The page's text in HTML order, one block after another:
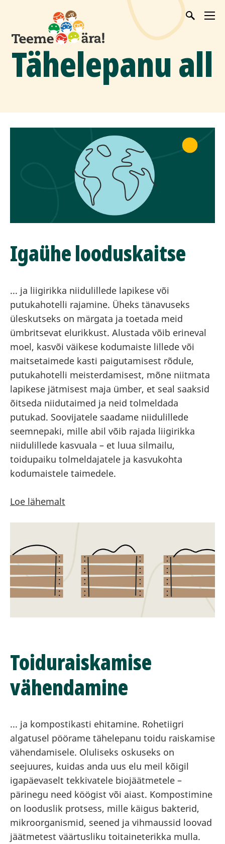
Tähelepanu all
Igaühe looduskaitse
... ja liigirikka niidulillede lapikese või
putukahotelli rajamine. Üheks tänavuseks
üleskutseks on märgata ja toetada meid
ümbritsevat elurikkust. Alustada võib erineval
moel, kasvõi väikese kodumaiste lillede või
maitsetaimede kasti paigutamisest rõdule,
putukahotelli meisterdamisest, mõne niitmata
lapikese jätmisest maja ümber, et seal saaksid
õitseda niidutaimed ja neid tolmeldada
putukad. Soovijatele saadame niidulillede
seemnepaki, mille abil võib rajada liigirikka
niidulillede kasvuala – et luua silmailu,
toidupaiku tolmeldajatele ja kasvukohta
kodumaistele taimedele.
Loe lähemalt
Toiduraiskamise
vähendamine
... ja kompostikasti ehitamine. Rohetiigri
algatusel pöörame tähelepanu toidu raiskamise
vähendamisele. Oluliseks oskuseks on
seejuures, kuidas anda uus elu meil kõigil
igapäevaselt tekkivatele biojäätmetele –
pärinegu need köögist või aiast. Kompostimine
on looduslik protsess, mille käigus bakterid,
mikroorganismid, seened ja vihmaussid loovad
jäätmetest väärtusliku toitaineterikka mulla.